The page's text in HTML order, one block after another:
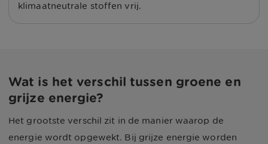
klimaatneutrale stoffen vrij.
Wat is het verschil tussen groene en
grijze energie?
Het grootste verschil zit in de manier waarop de
energie wordt opgewekt. Bij grijze energie worden